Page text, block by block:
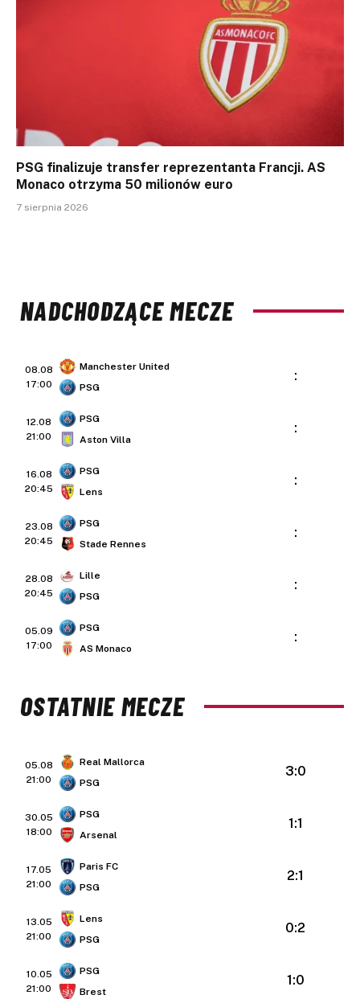
PSG finalizuje transfer reprezentanta Francji. AS
Monaco otrzyma 50 milionów euro
7 sierpnia 2026
NADCHODZĄCE MECZE
08.08
17:00
Manchester United
PSG
:
12.08
21:00
PSG
Aston Villa
:
16.08
20:45
PSG
Lens
:
23.08
20:45
PSG
Stade Rennes
:
28.08
20:45
Lille
PSG
:
05.09
17:00
PSG
AS Monaco
:
OSTATNIE MECZE
05.08
21:00
Real Mallorca
PSG
3:0
30.05
18:00
PSG
Arsenal
1:1
17.05
21:00
Paris FC
PSG
2:1
13.05
21:00
Lens
PSG
0:2
10.05
21:00
PSG
Brest
1:0